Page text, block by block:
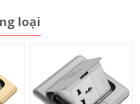
loại